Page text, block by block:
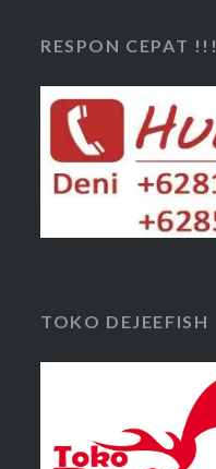
RESPON CEPAT !!!
TOKO DEJEEFISH